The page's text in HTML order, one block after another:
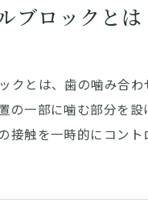
ブロックとは
クとは、歯の噛み合わ
の一部に噛む部分を設
接触を一時的にコント